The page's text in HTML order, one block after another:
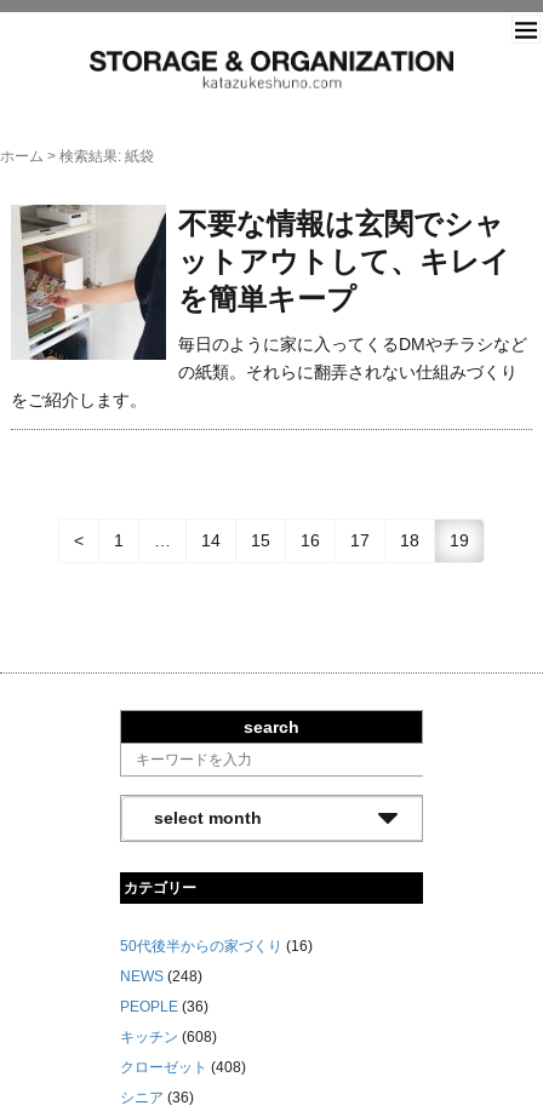
ホーム > 検索結果: 紙袋
不要な情報は玄関でシャ
ットアウトして、キレイ
を簡単キープ
毎日のように家に入ってくるDMやチラシなど
の紙類。それらに翻弄されない仕組みづくり
をご紹介します。
< 1 14 15 16 17 18 19
search
カテゴリー
50代後半からの家づくり (16)
NEWS (248)
PEOPLE (36)
キッチン (608)
クローゼット (408)
シニア (36)